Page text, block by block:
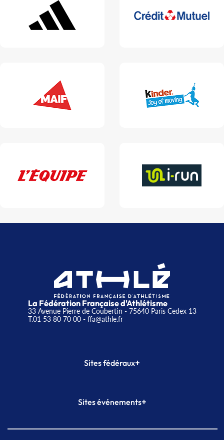
La Fédération Française d'Athlétisme
33 Avenue Pierre de Coubertin - 75640 Paris Cedex 13
T.01 53 80 70 00- ffa@athle.fr
Sites fédéraux+
Plateforme Formation
Sites événements+
Meeting de Paris indoor